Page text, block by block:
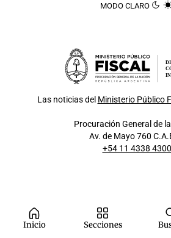
Inicio Secciones
MODO CLARO
Las noticias del Ministerio Público
Procuración General de
Av. de Mayo 760
+54 11 4338 4300